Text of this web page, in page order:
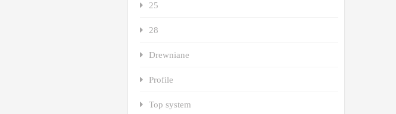
25
28
Drewniane
Profile
Top system